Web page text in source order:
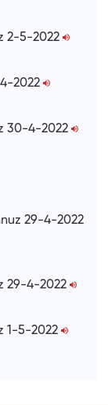
2-5-2022
2022
30-4-2022
29-4-2022
29-4-2022
1-5-2022